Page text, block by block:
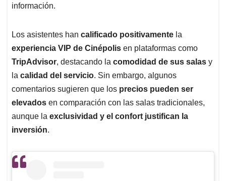
información.
Los asistentes han calificado positivamente la
experiencia VIP de Cinépolis en plataformas como
TripAdvisor, destacando la comodidad de sus salas y
la calidad del servicio. Sin embargo, algunos
comentarios sugieren que los precios pueden ser
elevados en comparación con las salas tradicionales,
aunque la exclusividad y el confort justifican la
inversión.